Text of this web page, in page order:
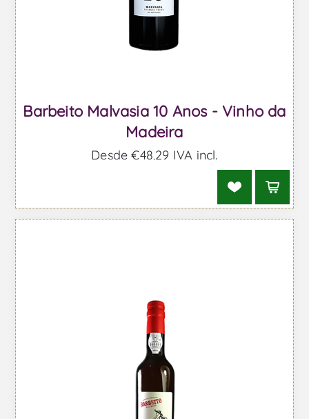
Barbeito Malvasia 10 Anos - Vinho da
Madeira
Desde €48,29 IVA incl.